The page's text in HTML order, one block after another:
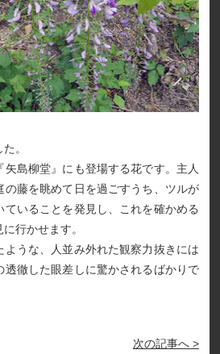
。
島柳堂』にも登場する花です。主人
の藤を眺めて日を過ごすうち、ツルが
いることを発見し、これを確かめる
行かせます。
ような、人並み外れた観察力抜きには
透徹した眼差しに驚かされるばかりで
次の記事へ >